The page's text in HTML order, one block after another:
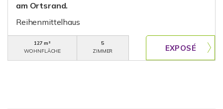
am Ortsrand.
Reihenmittelhaus
127 m²
WOHNFLÄCHE
5
ZIMMER